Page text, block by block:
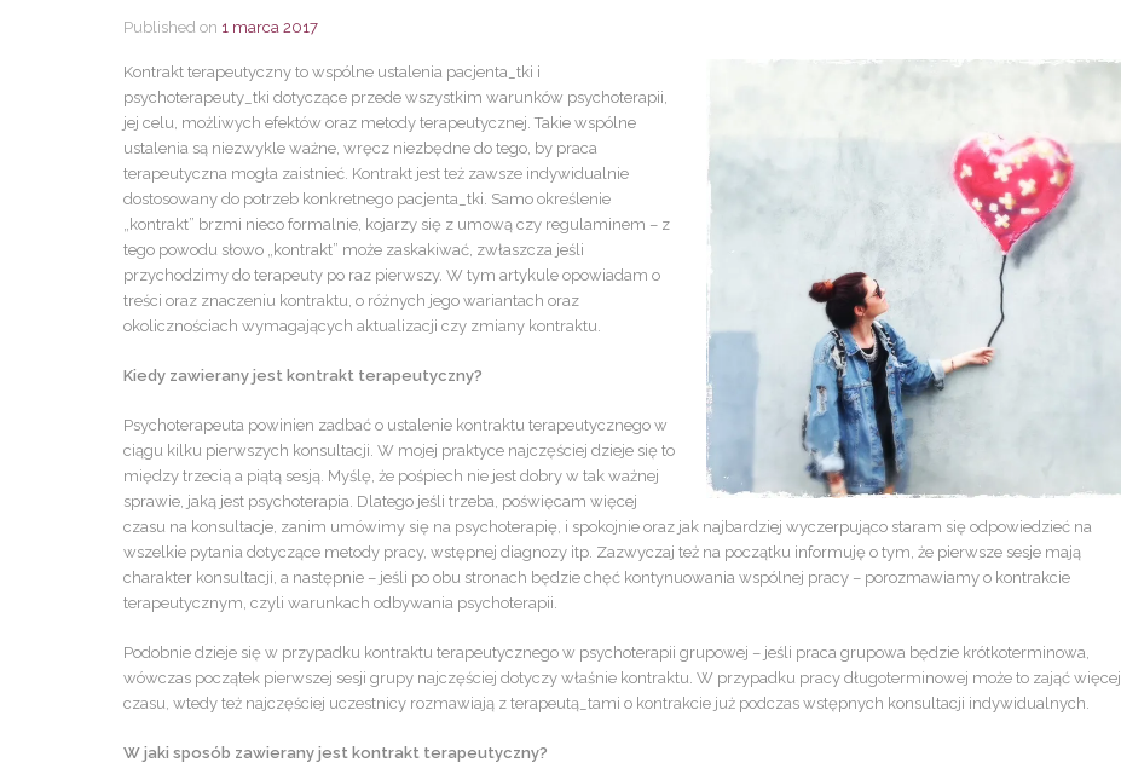
Published on 1 marca 2017
Kontrakt terapeutyczny to wspólne ustalenia pacjenta_tki i
psychoterapeuty_tki dotyczące przede wszystkim warunków psychoterapii,
jej celu, możliwych efektów oraz metody terapeutycznej. Takie wspólne
ustalenia są niezwykle ważne, wręcz niezbędne do tego, by praca
terapeutyczna mogła zaistnieć. Kontrakt jest też zawsze indywidualnie
dostosowany do potrzeb konkretnego pacjenta_tki. Samo określenie
„kontrakt” brzmi nieco formalnie, kojarzy się z umową czy regulaminem – z
tego powodu słowo „kontrakt” może zaskakiwać, zwłaszcza jeśli
przychodzimy do terapeuty po raz pierwszy. W tym artykule opowiadam o
treści oraz znaczeniu kontraktu, o różnych jego wariantach oraz
okolicznościach wymagających aktualizacji czy zmiany kontraktu.
Kiedy zawierany jest kontrakt terapeutyczny?
Psychoterapeuta powinien zadbać o ustalenie kontraktu terapeutycznego w
ciągu kilku pierwszych konsultacji. W mojej praktyce najczęściej dzieje się to
między trzecią a piątą sesją. Myślę, że pośpiech nie jest dobry w tak ważnej
sprawie, jaką jest psychoterapia. Dlatego jeśli trzeba, poświęcam więcej
czasu na konsultacje, zanim umówimy się na psychoterapię, i spokojnie oraz jak najbardziej wyczerpująco staram się odpowiedzieć na
wszelkie pytania dotyczące metody pracy, wstępnej diagnozy itp. Zazwyczaj też na początku informuję o tym, że pierwsze sesje mają
charakter konsultacji, a następnie – jeśli po obu stronach będzie chęć kontynuowania wspólnej pracy – porozmawiamy o kontrakcie
terapeutycznym, czyli warunkach odbywania psychoterapii.
Podobnie dzieje się w przypadku kontraktu terapeutycznego w psychoterapii grupowej – jeśli praca grupowa będzie krótkoterminowa,
wówczas początek pierwszej sesji grupy najczęściej dotyczy właśnie kontraktu. W przypadku pracy długoterminowej może to zająć więcej
czasu, wtedy też najczęściej uczestnicy rozmawiają z terapeutą_tami o kontrakcie już podczas wstępnych konsultacji indywidualnych.
W jaki sposób zawierany jest kontrakt terapeutyczny?